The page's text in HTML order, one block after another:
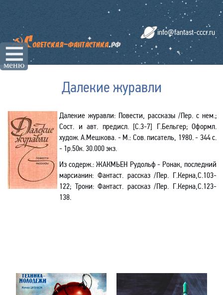
☰
меню
info@fantast-cccr.ru
Далекие журавли
Далекие журавли: Повести, рассказы /Пер. с нем.;
Сост. и авт. предисл. [С.3-7] Г.Бельгер; Оформл.
худож. А.Мешкова. - М.: Сов. писатель, 1980. - 344 с.
- 1р.50к. 30.000 экз.
Из содерж.: ЖАКМЬЕН Рудольф - Ронак, последний
марсианин: Фантаст. рассказ /Пер. Г.Керна,С.103-
122; Трони: Фантаст. рассказ /Пер. Г.Керна,С.123-
138.